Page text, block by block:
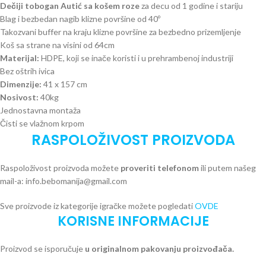
Dečiji tobogan Autić sa košem rozeza decu od 1 godine i stariju
Blag i bezbedan nagib klizne površine od 40º
Takozvani buffer na kraju klizne površine za bezbedno prizemljenje
Koš sa strane na visini od 64cm
Materijal: HDPE, koji se inače koristi i u prehrambenoj industriji
Bez oštrih ivica
Dimenzije: 41 x 157 cm
Nosivost: 40kg
Jednostavna montaža
Čisti se vlažnom krpom
RASPOLOŽIVOST PROIZVODA
Raspoloživost proizvoda možete proveriti telefonomili putem našeg
mail-a: info.bebomanija@gmail.com
Sve proizvode iz kategorije igračke možete pogledatiOVDE
KORISNE INFORMACIJE
Proizvod se isporučuje u originalnom pakovanju proizvođača.